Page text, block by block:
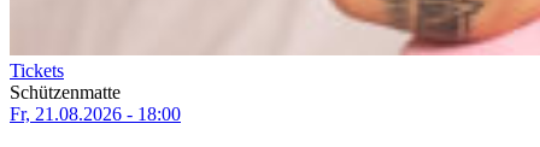
Tickets
Schützenmatte
Fr, 21.08.2026 - 18:00